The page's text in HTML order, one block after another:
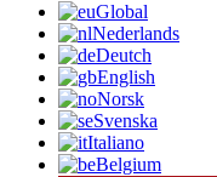
Global
Nederlands
Deutch
English
Norsk
Svenska
Italiano
Belgium